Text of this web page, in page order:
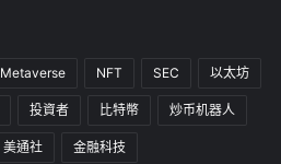
Metaverse NFT SEC 以太坊
投資者 比特幣 炒币机器人
美通社 金融科技